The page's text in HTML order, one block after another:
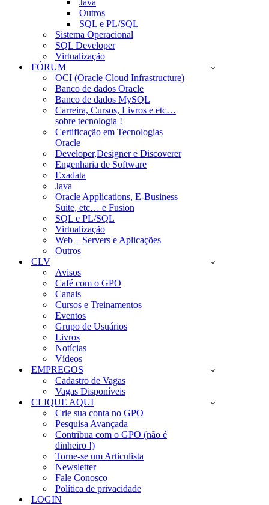
Java
Outros
SQL e PL/SQL
Sistema Operacional
SQL Developer
Virtualização
FÓRUM
OCI (Oracle Cloud Infrastructure)
Banco de dados Oracle
Banco de dados MySQL
Carreira, Cursos, Livros e etc…
sobre tecnologia !
Certificação em Tecnologias
Oracle
Developer,Designer e Discoverer
Engenharia de Software
Exadata
Java
Oracle Applications, E-Business
Suite, etc… e Fusion
SQL e PL/SQL
Virtualização
Web – Servers e Aplicações
Outros
CLV
Avisos
Café com o GPO
Canais
Cursos e Treinamentos
Eventos
Grupo de Usuários
Livros
Notícias
Vídeos
EMPREGOS
Cadastro de Vagas
Vagas Disponíveis
CLIQUE AQUI
Crie sua conta no GPO
Pesquisa Avançada
Contribua com o GPO (não é
dinheiro !)
Torne-se um Articulista
Newsletter
Fale Conosco
Política de privacidade
LOGIN